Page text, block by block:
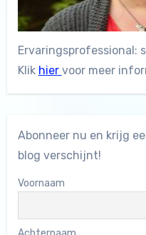
Ervaringsprofessional:
Klik hier voor meer
Abonneer nu en krijg
blog verschijnt!
Voornaam